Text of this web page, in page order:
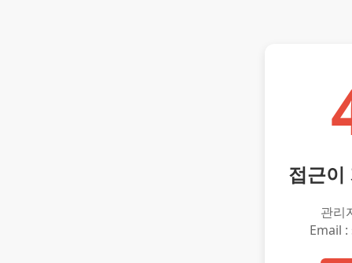
접근이
관리
Email